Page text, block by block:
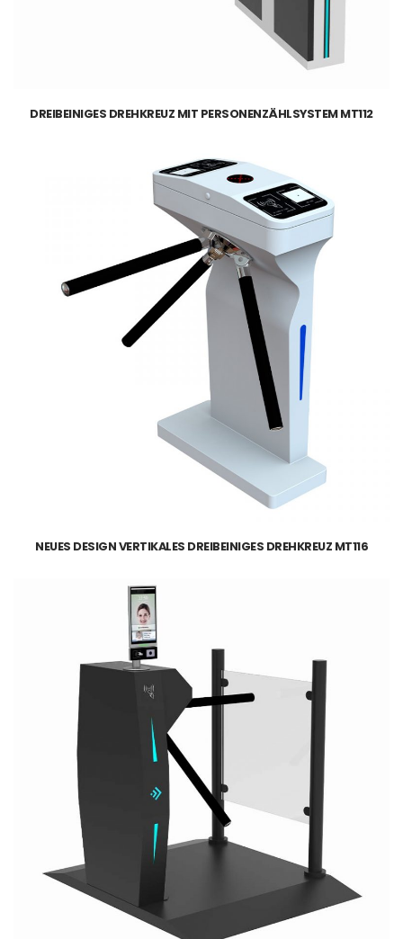
DREIBEINIGES DREHKREUZ MIT PERSONENZÄHLSYSTEM MT112
NEUES DESIGN VERTIKALES DREIBEINIGES DREHKREUZ MT116